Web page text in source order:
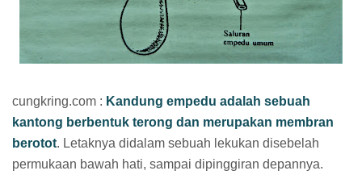
cungkring.com : Kandung empedu adalah sebuah
kantong berbentuk terong dan merupakan membran
berotot. Letaknya didalam sebuah lekukan disebelah
permukaan bawah hati, sampai dipinggiran depannya.